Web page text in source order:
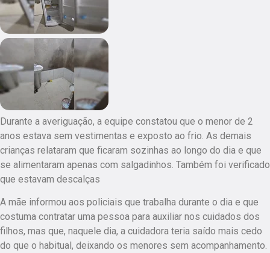
Durante a averiguação, a equipe constatou que o menor de 2
anos estava sem vestimentas e exposto ao frio. As demais
crianças relataram que ficaram sozinhas ao longo do dia e que
se alimentaram apenas com salgadinhos. Também foi verificado
que estavam descalças
A mãe informou aos policiais que trabalha durante o dia e que
costuma contratar uma pessoa para auxiliar nos cuidados dos
filhos, mas que, naquele dia, a cuidadora teria saído mais cedo
do que o habitual, deixando os menores sem acompanhamento.